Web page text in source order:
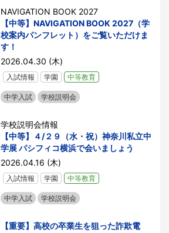
NAVIGATION BOOK 2027
【中等】NAVIGATION BOOK 2027（学
校案内パンフレット）をご覧いただけま
す！
2026.04.30 (木)
入試情報 学園 中等教育
中学入試 学校説明会
学校説明会情報
【中等】４/２９（水・祝）神奈川私立中
学展 パシフィコ横浜で会いましょう
2026.04.16 (木)
入試情報 学園 中等教育
中学入試 学校説明会
【重要】高校の卒業生を狙った詐欺電